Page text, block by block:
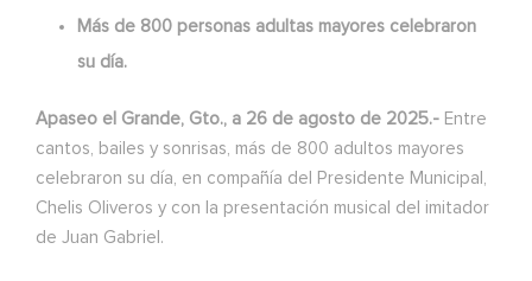
Más de 800 personas adultas mayores celebraron
su día.
Apaseo el Grande, Gto., a 26 de agosto de 2025.- Entre
cantos, bailes y sonrisas, más de 800 adultos mayores
celebraron su día, en compañía del Presidente Municipal,
Chelis Oliveros y con la presentación musical del imitador
de Juan Gabriel.